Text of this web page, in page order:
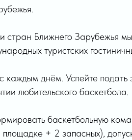
стран Ближнего Зарубежья
туристских
каждым днём. Успейте подать
любительского баскетбола.
баскетбольную
+ 2 запасных),